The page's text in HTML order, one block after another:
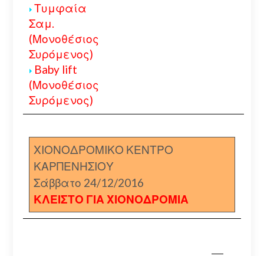
Τυμφαία
Σαμ.
(Μονοθέσιος
Συρόμενος)
Baby lift
(Μονοθέσιος
Συρόμενος)
ΧΙΟΝΟΔΡΟΜΙΚΟ ΚΕΝΤΡΟ
ΚΑΡΠΕΝΗΣΙΟΥ
Σάββατο 24/12/2016
ΚΛΕΙΣΤΟ ΓΙΑ ΧΙΟΝΟΔΡΟΜΙΑ